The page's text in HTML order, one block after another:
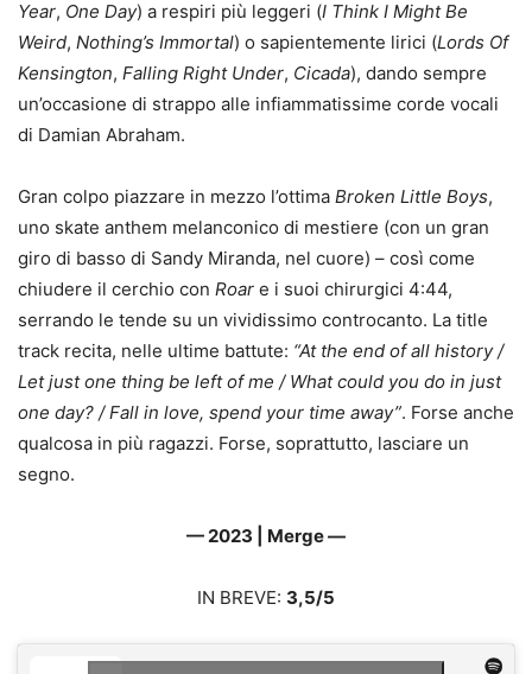
Year, One Day) a respiri più leggeri (I Think I Might Be
Weird, Nothing’s Immortal) o sapientemente lirici (Lords Of
Kensington, Falling Right Under, Cicada), dando sempre
un’occasione di strappo alle infiammatissime corde vocali
di Damian Abraham.
Gran colpo piazzare in mezzo l’ottima Broken Little Boys,
uno skate anthem melanconico di mestiere (con un gran
giro di basso di Sandy Miranda, nel cuore) – così come
chiudere il cerchio con Roar e i suoi chirurgici 4:44,
serrando le tende su un vividissimo controcanto. La title
track recita, nelle ultime battute: “At the end of all history /
Let just one thing be left of me / What could you do in just
one day? / Fall in love, spend your time away”. Forse anche
qualcosa in più ragazzi. Forse, soprattutto, lasciare un
segno.
— 2023 | Merge —
IN BREVE: 3,5/5